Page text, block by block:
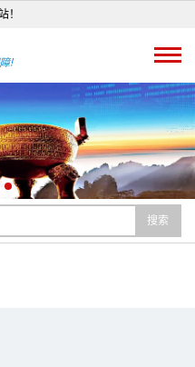
！
搜索